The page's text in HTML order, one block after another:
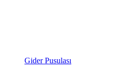
Gider Pusulası